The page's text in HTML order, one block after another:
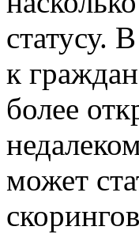
статусу.
к
более
может